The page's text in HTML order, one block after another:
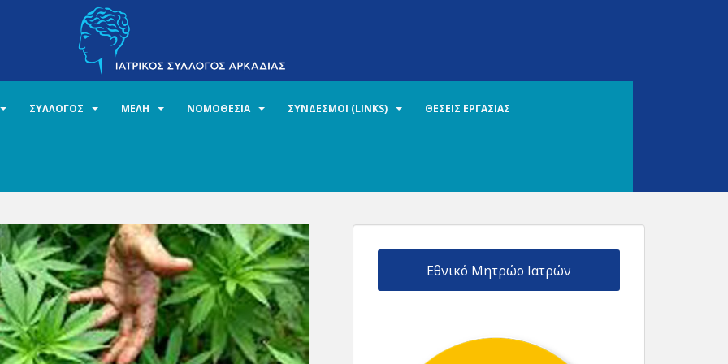
ΣΥΛΛΟΓΟΣ ΜΕΛΗ ΝΟΜΟΘΕΣΙΑ ΣΥΝΔΕΣΜΟΙ (LINKS) ΘΕΣΕΙΣ ΕΡΓΑΣΙΑΣ
Εθνικό Μητρώο Ιατρών